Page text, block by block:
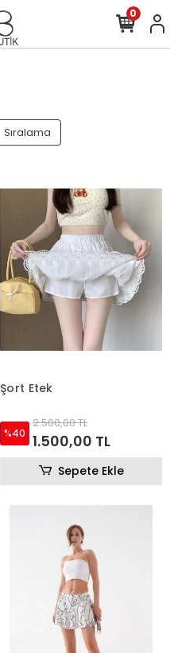
0
Sıralama
Şort Etek
%40
2.500,00 TL
1.500,00 TL
Sepete Ekle